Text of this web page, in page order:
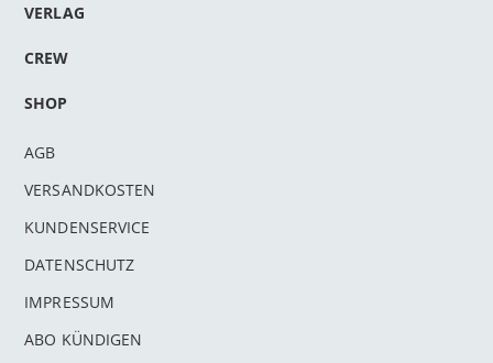
VERLAG
CREW
SHOP
AGB
VERSANDKOSTEN
KUNDENSERVICE
DATENSCHUTZ
IMPRESSUM
ABO KÜNDIGEN